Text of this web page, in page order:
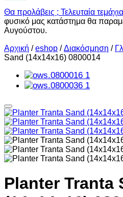
Θα προλάβεις ; Τελευταία
φυσικό μας κατάστημα θα
Αυγούστου.
Αρχική /eshop /Διακόσμηση /
Sand (14x14x16) 0800014
Planter Tranta